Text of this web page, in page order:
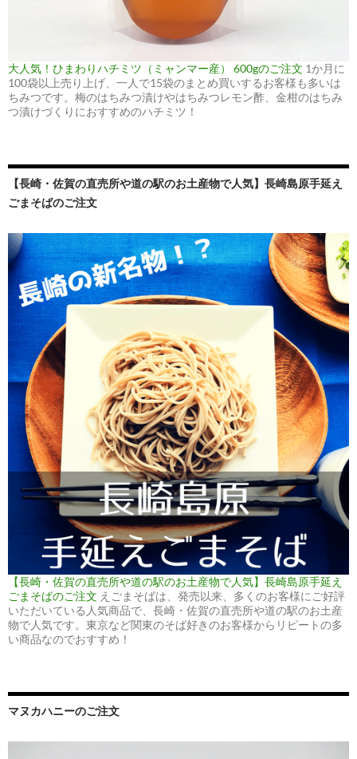
大人気！ひまわりハチミツ（ミャンマー産） 600gのご注文 1か月に
100袋以上売り上げ、一人で15袋のまとめ買いするお客様も多いは
ちみつです。梅のはちみつ漬けやはちみつレモン酢、金柑のはちみ
つ漬けづくりにおすすめのハチミツ！
【長崎・佐賀の直売所や道の駅のお土産物で人気】長崎島原手延え
ごまそばのご注文
【長崎・佐賀の直売所や道の駅のお土産物で人気】長崎島原手延え
ごまそばのご注文 えごまそばは、発売以来、多くのお客様にご好評
いただいている人気商品で、長崎・佐賀の直売所や道の駅のお土産
物で人気です。東京など関東のそば好きのお客様からリピートの多
い商品なのでおすすめ！
マヌカハニーのご注文